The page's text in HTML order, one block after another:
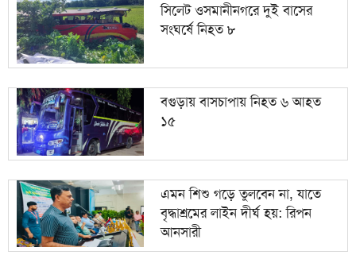
সিলেট ওসমানীনগরে দুই বাসের
সংঘর্ষে নিহত ৮
বগুড়ায় বাসচাপায় নিহত ৬ আহত
১৫
এমন শিশু গড়ে তুলবেন না, যাতে
বৃদ্ধাশ্রমের লাইন দীর্ঘ হয়: রিপন
আনসারী